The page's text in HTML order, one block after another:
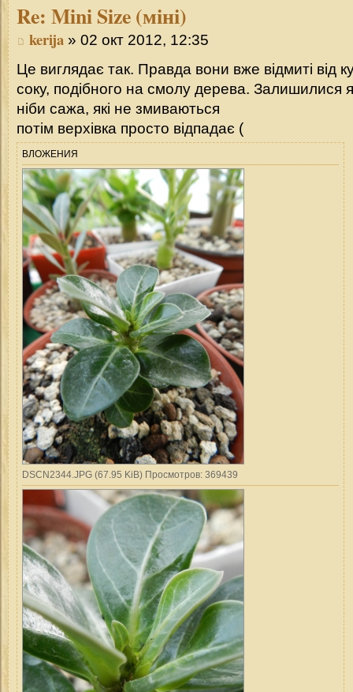
Re: Mini Size (міні)
kerija » 02 окт 2012, 12:35
Це виглядає так. Правда вони вже відмиті від
соку, подібного на смолу дерева. Залишилися
ніби сажа, які не змиваються
потім верхівка просто відпадає (
ВЛОЖЕНИЯ
DSCN2344.JPG (67.95 KiB) Просмотров: 369439